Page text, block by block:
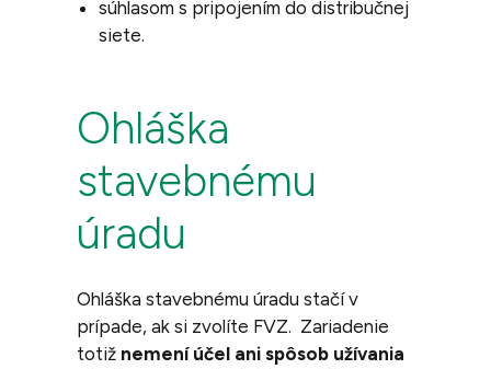
súhlasom s pripojením do distribučnej
siete.
Ohláška
stavebnému
úradu
Ohláška stavebnému úradu stačí v
prípade, ak si zvolíte FVZ. Zariadenie
totiž nemení účel ani spôsob užívania